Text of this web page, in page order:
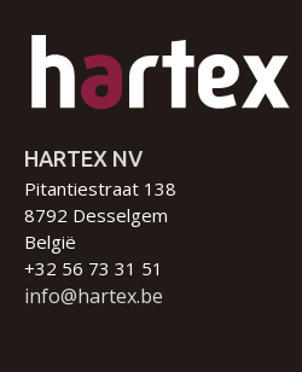
HARTEX NV
Pitantiestraat 138
8792 Desselgem
België
+32 56 73 31 51
info@hartex.be